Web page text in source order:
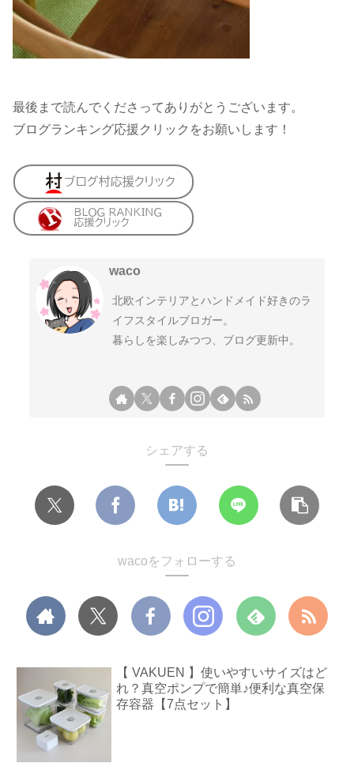
最後まで読んでくださってありがとうございます。
ブログランキング応援クリックをお願いします！
waco
北欧インテリアとハンドメイド好きのラ
イフスタイルブロガー。
暮らしを楽しみつつ、ブログ更新中。
シェアする
wacoをフォローする
【 VAKUEN 】使いやすいサイズはど
れ？真空ポンプで簡単♪便利な真空保
存容器【7点セット】